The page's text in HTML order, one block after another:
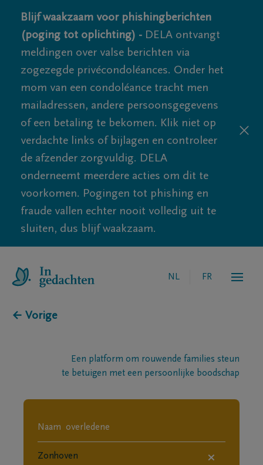
Blijf waakzaam voor phishingberichten
(poging tot oplichting) - DELA ontvangt
meldingen over valse berichten via
zogezegde privécondoléances. Onder het
mom van een condoléance tracht men
mailadressen, andere persoonsgegevens
of een betaling te bekomen. Klik niet op
verdachte links of bijlagen en controleer
de afzender zorgvuldig. DELA
onderneemt meerdere acties om dit te
voorkomen. Pogingen tot phishing en
fraude vallen echter nooit volledig uit te
sluiten, dus blijf waakzaam.
NL FR
← Vorige
Een platform om rouwende families steun
te betuigen met een persoonlijke boodschap
×